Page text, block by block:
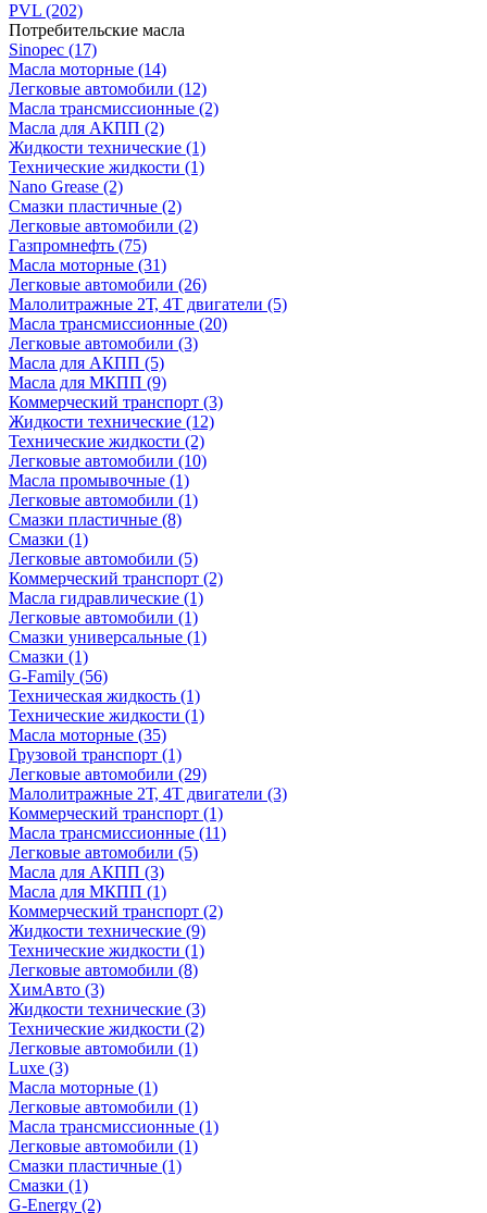
PVL (202)
Потребительские масла
Sinopec (17)
Масла моторные (14)
Легковые автомобили (12)
Масла трансмиссионные (2)
Масла для АКПП (2)
Жидкости технические (1)
Технические жидкости (1)
Nano Grease (2)
Смазки пластичные (2)
Легковые автомобили (2)
Газпромнефть (75)
Масла моторные (31)
Легковые автомобили (26)
Малолитражные 2Т, 4Т двигатели (5)
Масла трансмиссионные (20)
Легковые автомобили (3)
Масла для АКПП (5)
Масла для МКПП (9)
Коммерческий транспорт (3)
Жидкости технические (12)
Технические жидкости (2)
Легковые автомобили (10)
Масла промывочные (1)
Легковые автомобили (1)
Смазки пластичные (8)
Смазки (1)
Легковые автомобили (5)
Коммерческий транспорт (2)
Масла гидравлические (1)
Легковые автомобили (1)
Смазки универсальные (1)
Смазки (1)
G-Family (56)
Техническая жидкость (1)
Технические жидкости (1)
Масла моторные (35)
Грузовой транспорт (1)
Легковые автомобили (29)
Малолитражные 2Т, 4Т двигатели (3)
Коммерческий транспорт (1)
Масла трансмиссионные (11)
Легковые автомобили (5)
Масла для АКПП (3)
Масла для МКПП (1)
Коммерческий транспорт (2)
Жидкости технические (9)
Технические жидкости (1)
Легковые автомобили (8)
ХимАвто (3)
Жидкости технические (3)
Технические жидкости (2)
Легковые автомобили (1)
Luxe (3)
Масла моторные (1)
Легковые автомобили (1)
Масла трансмиссионные (1)
Легковые автомобили (1)
Смазки пластичные (1)
Смазки (1)
G-Energy (2)